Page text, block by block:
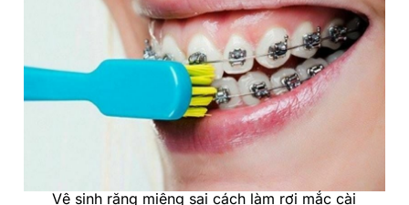
Vệ sinh răng miệng sai cách làm rơi mắc cài